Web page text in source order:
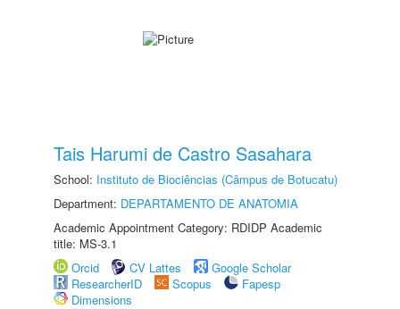
Tais Harumi de Castro Sasahara
School: Instituto de Biociências (Câmpus de Botucatu)
Department: DEPARTAMENTO DE ANATOMIA
Academic Appointment Category: RDIDP Academic
title: MS-3.1
Orcid
CV Lattes
Google Scholar
ResearcherID
Scopus
Fapesp
Dimensions